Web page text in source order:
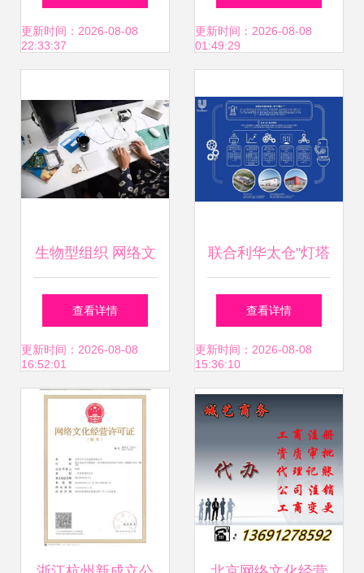
爱Ta就为Ta投上一
更新时间：2026-08-08
22:33:37
从沙漠隐者到文化
更新时间：2026-08-08
01:49:29
生物型组织 网络文
化经营中的未来组
织发展新范式
查看详情
更新时间：2026-08-08
16:52:01
联合利华太仓"灯塔
工厂"展现卓越实
力，梦龙雪糕等产
品迈向智能化生产
新高度
查看详情
更新时间：2026-08-08
15:36:10